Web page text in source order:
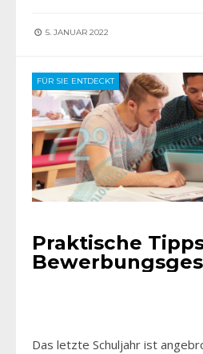
5. JANUAR 2022
FÜR SIE ENTDECKT
Praktische
Das letzte Schuljahr ist